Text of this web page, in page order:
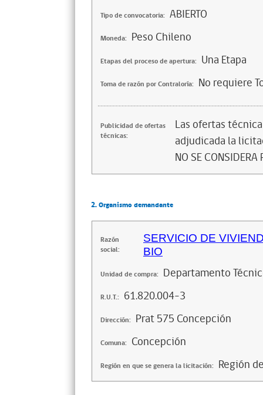
Tipo de convocatoria: ABIERTO
Moneda: Peso Chileno
Etapas del proceso de apertura: Una Etapa
Toma de razón por Contraloría: No requiere
Publicidad de ofertas
técnicas:
Las ofertas
adjudicada la
NO SE CONSIDERA
2. Organismo demandante
Razón
social:
SERVICIO DE
BIO
Unidad de compra: Departamento
R.U.T.: 61.820.004-3
Dirección: Prat 575 Concepción
Comuna: Concepción
Región en que se genera la licitación: Región